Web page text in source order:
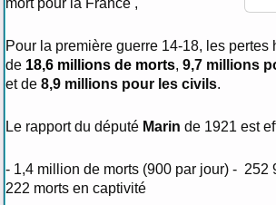
mort pour la France ,
Pour la première guerre 14-18, les pertes
de 18,6 millions de morts, 9,7 millions
et de 8,9 millions pour les civils.
Le rapport du député Marin de 1921 est
- 1,4 million de morts (900 par jour) - 252
222 morts en captivité